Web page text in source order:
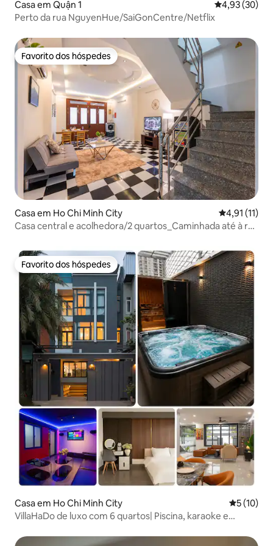
Casa em Quận 1 Classificação
4,93 (30)
Perto da rua NguyenHue/SaiGonCentre/Netflix
Favorito dos hóspedes
Favorito dos hóspedes
Casa em Ho Chi Minh City
4,91 (11)
Casa central e acolhedora/2 quartos_Caminhada até à rua
Favorito dos hóspedes
Favorito dos hóspedes
Casa em Ho Chi Minh City
5 (10)
VillaHaDo de luxo com 6 quartos| Piscina, karaoke e